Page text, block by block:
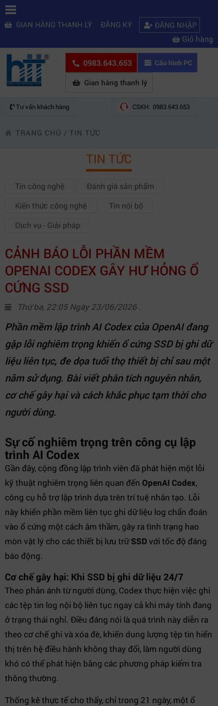
GIAN HÀNG THANH LÝ ĐĂNG KÝ ĐĂNG NHẬP
Giỏ hàng
0983.643.653 Cấu hình PC
Gian hàng thanh lý
Tư vấn khách hàng CSKH: 0983.643.653
TRANG CHỦ / TIN TỨC
TIN TỨC
Tin công nghệ
Đánh giá sản phẩm
Kiến thức công nghệ
Tin nội bộ
Dịch vụ - Giải pháp
CẢNH BÁO LỖI PHẦN MỀM
OPENAI CODEX GÂY HƯ HỎNG Ổ
CỨNG SSD
Thứ ba, 22:05 Ngày 23/06/2026 .
Phần mềm lập trình AI Codex của OpenAI đang
gặp lỗi nghiêm trọng khiến ổ cứng SSD bị ghi dữ
liệu liên tục, đe dọa tuổi thọ thiết bị chỉ sau một
năm sử dụng. Bài viết phân tích nguyên nhân,
cơ chế gây hại và cách khắc phục tạm thời cho
người dùng.
Sự cố nghiêm trọng trên công cụ lập
trình AI Codex
Gần đây, cộng đồng lập trình viên đã phát hiện một lỗi
kỹ thuật nghiêm trọng liên quan đến OpenAI Codex,
công cụ hỗ trợ lập trình dựa trên trí tuệ nhân tạo. Lỗi
này khiến phần mềm liên tục ghi dữ liệu log chẩn đoán
vào ổ cứng một cách âm thầm, gây ra tình trạng hao
mòn vật lý cho các thiết bị lưu trữSSDvới tốc độ đáng
báo động.
Cơ chế gây hại: Khi SSD bị ghi dữ liệu 24/7
Theo phản ánh từ người dùng, Codex thực hiện việc ghi
các tệp tin log nội bộ liên tục ngay cả khi máy tính đang
ở trạng thái nghỉ. Điều đáng nói là quá trình này diễn ra
theo cơ chế ghi và xóa đè, khiến dung lượng tệp tin hiển
thị trên hệ điều hành không thay đổi, làm người dùng
khó có thể phát hiện bằng các phương pháp kiểm tra
thông thường.
Thống kê thực tế cho thấy, chỉ trong 21 ngày, một ổ